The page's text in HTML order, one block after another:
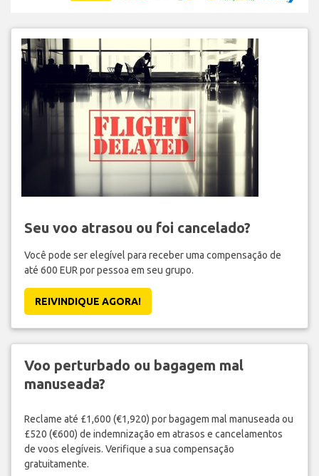
Seu voo atrasou ou foi cancelado?
Você pode ser elegível para receber uma compensação de
até 600 EUR por pessoa em seu grupo.
REIVINDIQUE AGORA!
Voo perturbado ou bagagem mal
manuseada?
Reclame até £1,600 (€1,920) por bagagem mal manuseada ou
£520 (€600) de indemnização em atrasos e cancelamentos
de voos elegíveis. Verifique a sua compensação
gratuitamente.